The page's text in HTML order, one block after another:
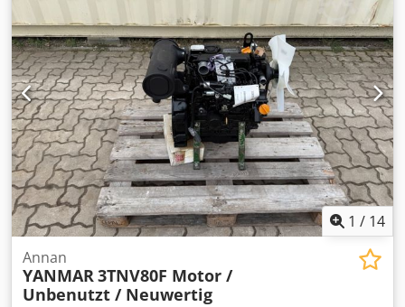
Bredd: 2100 mm, Höjd: 2400 mm, Lastytans mått: Längd:
2300 mm, Bredd: 2300 mm, Höjd: 300 mm, Öppen hytt
Dedpey Ivy Asfx Al Nokr Övrigt: * Vi erbjuder över 200
objekt till försäljning. * Vår anläggning ligger 30 km norr
om Frankfurts flygplats. * Finansiering & leasing möjligt. *
Specialist på transport & sjöfrakt över hela världen. * Vi
ansvarar inte för tryck- eller skrivfel. * Med reservation för
eventuella fel och mellan­ försäljning. * Inbyte möjligt! * För
köp av fordon och försäljning av begagnade maskiner
gäller uteslutande Jaweed GmbH:s allmänna villkor (AGB).
* Mer information samt våra allmänna villkor finns på vår
webbplats.
1 / 14
Annan
YANMAR3TNV80F Motor /
Unbenutzt / Neuwertig